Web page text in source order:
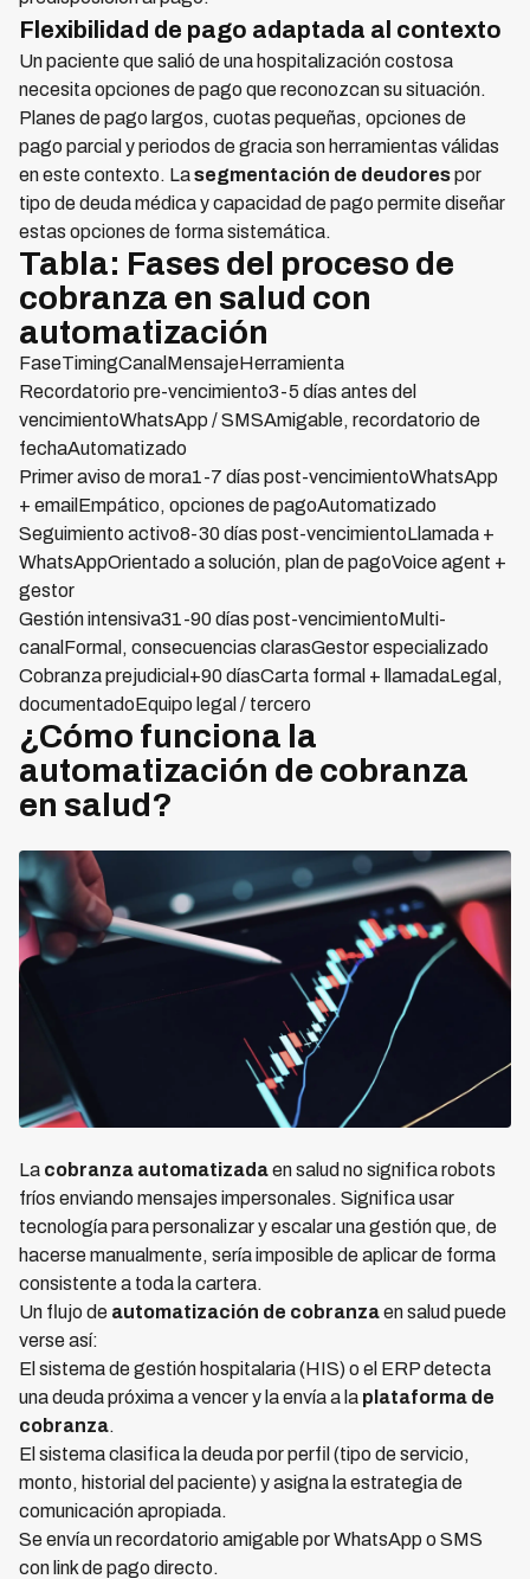
Flexibilidad de pago adaptada al contexto
Un paciente que salió de una hospitalización costosa
necesita opciones de pago que reconozcan su situación.
Planes de pago largos, cuotas pequeñas, opciones de
pago parcial y periodos de gracia son herramientas válidas
en este contexto. Lasegmentación de deudorespor
tipo de deuda médica y capacidad de pago permite diseñar
estas opciones de forma sistemática.
Tabla: Fases del proceso de
cobranza en salud con
automatización
FaseTimingCanalMensajeHerramienta
Recordatorio pre-vencimiento3-5 días antes del
vencimientoWhatsApp / SMSAmigable, recordatorio de
fechaAutomatizado
Primer aviso de mora1-7 días post-vencimientoWhatsApp
+ emailEmpático, opciones de pagoAutomatizado
Seguimiento activo8-30 días post-vencimientoLlamada +
WhatsAppOrientado a solución, plan de pagoVoice agent +
gestor
Gestión intensiva31-90 días post-vencimientoMulti-
canalFormal, consecuencias clarasGestor especializado
Cobranza prejudicial+90 díasCarta formal + llamadaLegal,
documentadoEquipo legal / tercero
¿Cómo funciona la
automatización de cobranza
en salud?
La cobranza automatizadaen salud no significa robots
fríos enviando mensajes impersonales. Significa usar
tecnología para personalizar y escalar una gestión que, de
hacerse manualmente, sería imposible de aplicar de forma
consistente a toda la cartera.
Un flujo de automatización de cobranzaen salud puede
verse así:
El sistema de gestión hospitalaria (HIS) o el ERP detecta
una deuda próxima a vencer y la envía a la plataforma de
cobranza.
El sistema clasifica la deuda por perfil (tipo de servicio,
monto, historial del paciente) y asigna la estrategia de
comunicación apropiada.
Se envía un recordatorio amigable por WhatsApp o SMS
con link de pago directo.